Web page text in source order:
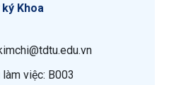
Khoa
việc: B003